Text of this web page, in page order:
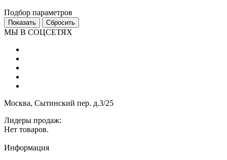
Подбор параметров
МЫ В СОЦСЕТЯХ
Москва, Сытинский пер. д.3/25
Лидеры продаж:
Нет товаров.
Информация